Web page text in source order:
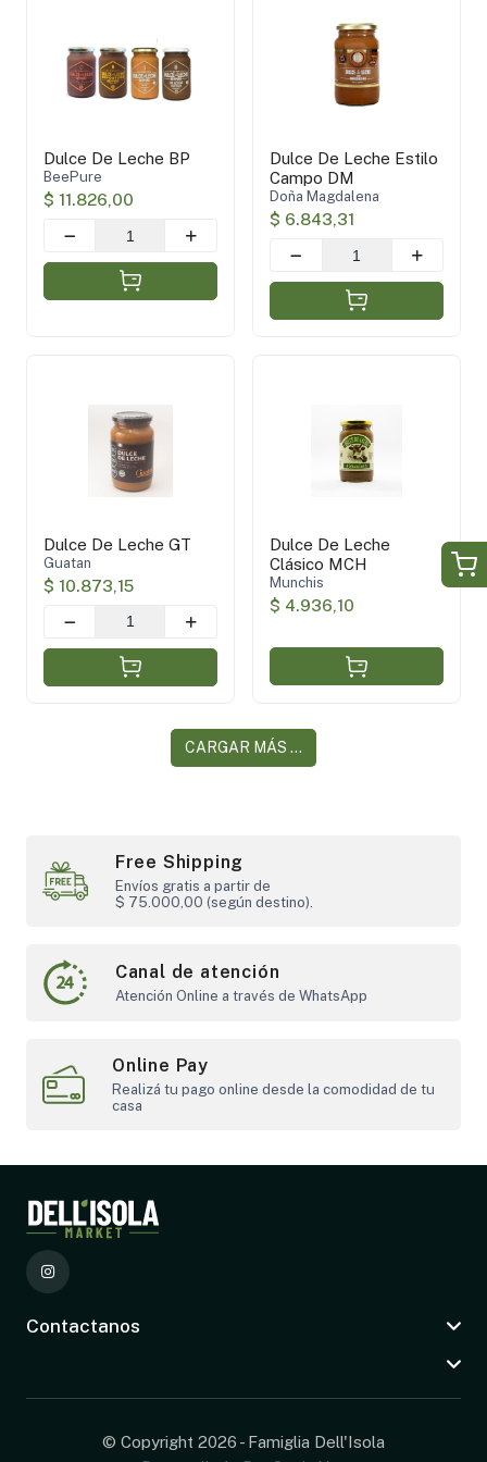
BeePure
Oferta (1)
Sin TACC
Dulce De Leche BP
BeePure
$ 11.826,00
Dulce De Leche Estilo
Campo DM
Doña Magdalena
$ 6.843,31
Dulce De Leche GT
Guatan
$ 10.873,15
Dulce De Leche
Clásico MCH
Munchis
$ 4.936,10
CARGAR MÁS ...
Free Shipping
Envíos gratis a partir de
$ 75.000,00 (según destino).
Canal de atención
Atención Online a través de WhatsApp
Online Pay
Realizá tu pago online desde la comodidad de tu
casa
Contactanos
© Copyright 2026 - Famiglia Dell'Isola